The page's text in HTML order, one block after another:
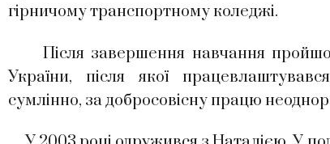
гірничому транспортному коледжі.
Після завершення навчання
України, після якої
сумлінно, за добросовісну працю